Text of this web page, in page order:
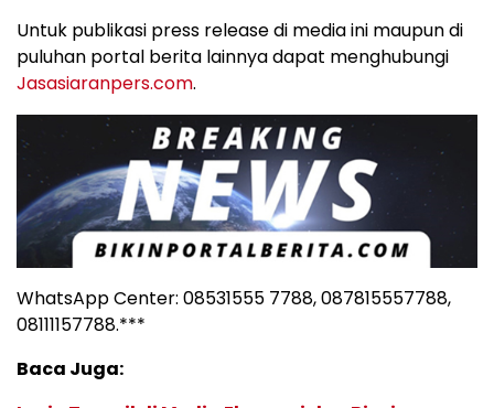
Untuk publikasi press release di media ini maupun di
puluhan portal berita lainnya dapat menghubungi
Jasasiaranpers.com.
WhatsApp Center: 08531555 7788, 087815557788,
08111157788.***
Baca Juga: